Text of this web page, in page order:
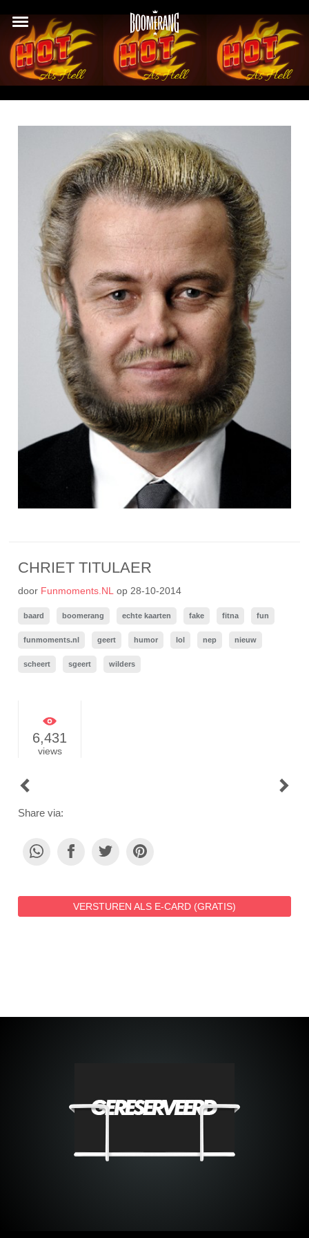
CHRIET TITULAER
door Funmoments.NL op 28-10-2014
baard boomerang echte kaarten fake fitna fun
funmoments.nl geert humor lol nep nieuw
scheert sgeert wilders
6,431
views
POST
Share via:
VERSTUREN ALS E-CARD (GRATIS)